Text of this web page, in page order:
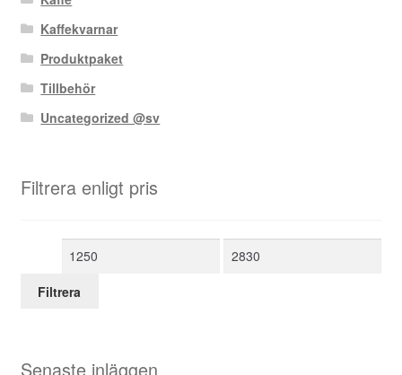
Kaffekvarnar
Produktpaket
Tillbehör
Uncategorized @sv
Filtrera enligt pris
Min
Max
Filtrera
Senaste inläggen